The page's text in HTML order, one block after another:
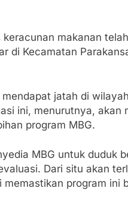
3T Tuntas Pekan Ini,
Kuliner Ahmad Yani
ASI Sedunia di
Sumenep Koordinasikan
Surabaya
Diduga Lakukan
makanan
di Kecamatan
jatah di
ini, menurutnya, akan
program MBG.
MBG untuk duduk
Dari situ akan
program ini